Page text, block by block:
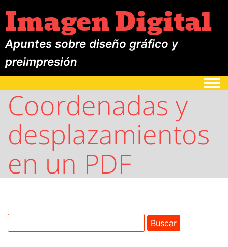
Imagen Digital
Apuntes sobre diseño gráfico y
preimpresión
Coordenadas y
desplazamientos
en un PDF